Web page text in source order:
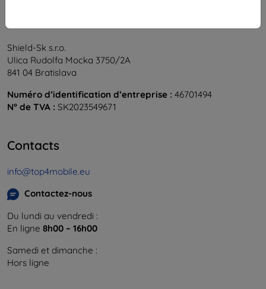
Shield-Sk s.r.o.
Ulica Rudolfa Mocka 3750/2A
841 04 Bratislava
Numéro d’identification d’entreprise : 46701494
N° de TVA : SK2023549671
Contacts
info@top4mobile.eu
Contactez-nous
Du lundi au vendredi :
En ligne 8h00 – 16h00
Samedi et dimanche :
Hors ligne